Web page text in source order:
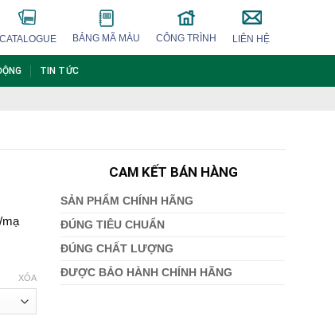
CATALOGUE BẢNG MÃ MÀU CÔNG TRÌNH LIÊN HỆ
TIN TỨC
XÓA
CAM KẾT BÁN HÀNG
SẢN PHẨM CHÍNH HÃNG
ĐÚNG TIÊU CHUẨN
ĐÚNG CHẤT LƯỢNG
ĐƯỢC BẢO HÀNH CHÍNH HÃNG